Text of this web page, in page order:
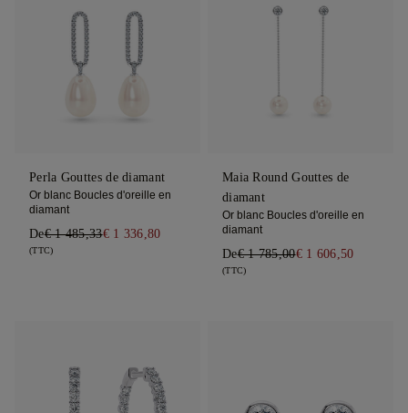
Perla Gouttes de diamant
Or blanc Boucles d'oreille en
diamant
De€ 1 485,33€ 1 336,80
(TTC)
Maia Round Gouttes de
diamant
Or blanc Boucles d'oreille en
diamant
De€ 1 785,00€ 1 606,50
(TTC)